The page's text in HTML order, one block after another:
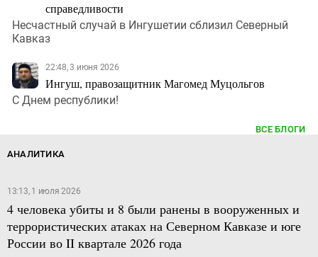
справедливости
Несчастный случай в Ингушетии сблизил Северный
Кавказ
22:48, 3 июня 2026
Ингуш, правозащитник Магомед Муцольгов
С Днем республики!
ВСЕ БЛОГИ
АНАЛИТИКА
13:13, 1 июля 2026
4 человека убиты и 8 были ранены в вооруженных и
террористических атаках на Северном Кавказе и юге
России во II квартале 2026 года